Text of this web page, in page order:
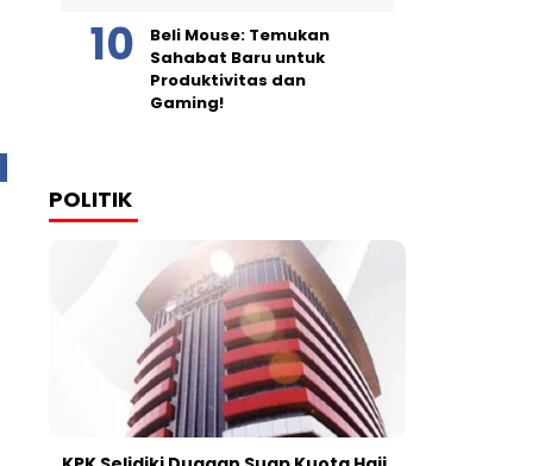
Beli Mouse: Temukan
Sahabat Baru untuk
Produktivitas dan
Gaming!
POLITIK